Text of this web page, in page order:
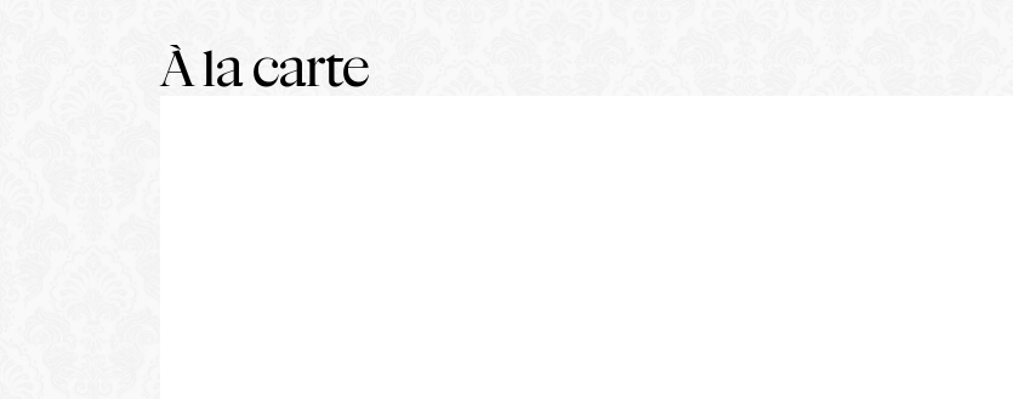
À la carte